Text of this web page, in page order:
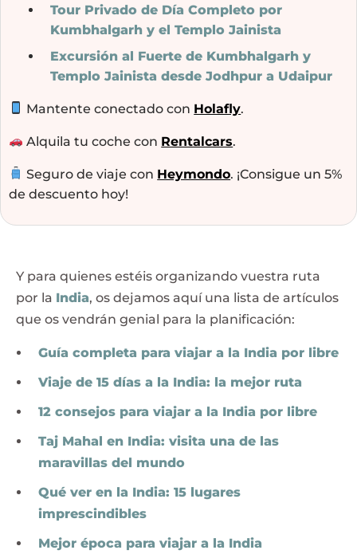
Tour Privado de Día Completo por
Kumbhalgarh y el Templo Jainista
Excursión al Fuerte de Kumbhalgarh y
Templo Jainista desde Jodhpur a Udaipur
Mantente conectado con Holafly.
Alquila tu coche con Rentalcars.
Seguro de viaje con Heymondo. ¡Consigue un 5%
de descuento hoy!
Y para quienes estéis organizando vuestra ruta
por la India, os dejamos aquí una lista de artículos
que os vendrán genial para la planificación:
Guía completa para viajar a la India por libre
Viaje de 15 días a la India: la mejor ruta
12 consejos para viajar a la India por libre
Taj Mahal en India: visita una de las
maravillas del mundo
Qué ver en la India: 15 lugares
imprescindibles
Mejor época para viajar a la India